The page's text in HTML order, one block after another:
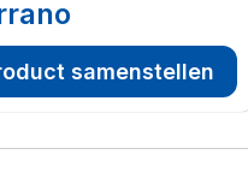
samenstellen